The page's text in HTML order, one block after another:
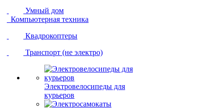
Умный дом
Компьютерная техника
Квадрокоптеры
Транспорт (не электро)
Электровелосипеды для
курьеров